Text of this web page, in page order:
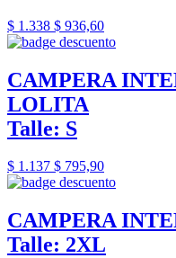
$ 1.338 $ 936,60
CAMPERA
LOLITA
Talle: S
$ 1.137 $ 795,90
CAMPERA
Talle: 2XL